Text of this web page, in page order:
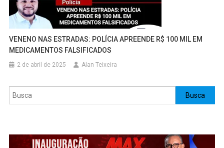
VENENO NAS ESTRADAS: POLÍCIA APREENDE R$ 100 MIL EM
MEDICAMENTOS FALSIFICADOS
2 de abril de 2025 Alan Teixeira
Pesquisar Busca